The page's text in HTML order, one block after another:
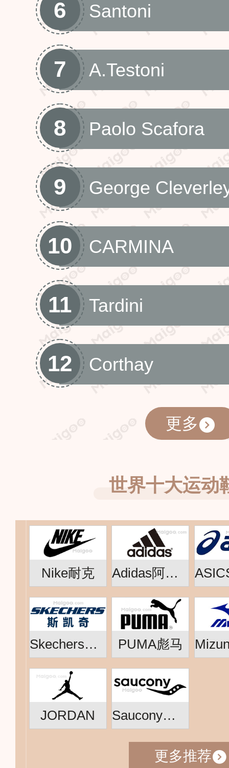
6 Santoni
7 A.Testoni
8 Paolo Scafora
9 George
10 CARMINA
11 Tardini
12 Corthay
更多
世界十大运动
Nike耐克 Adidas阿迪达斯
Skechers斯凯奇 PUMA彪马
JORDAN Saucony索康尼
更多推荐